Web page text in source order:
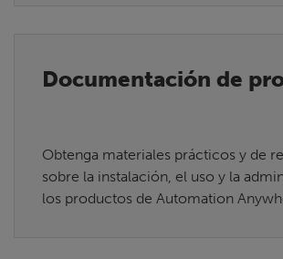
Documentación de
Obtenga materiales prácticos y de
sobre la instalación, el uso y la
los productos de Automation